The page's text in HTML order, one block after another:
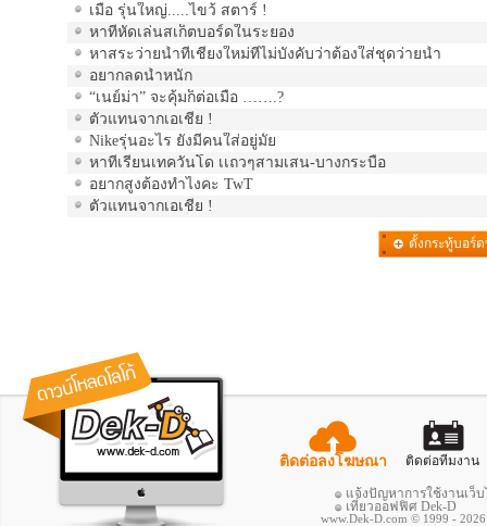
เมื่อ รุ่นใหญ่.....ไขว้ สตาร์ !
หาที่หัดเล่นสเก็ตบอร์ดในระยอง
หาสระว่ายน้ำที่เชียงใหม่ที่ไม่บังคับว่าต้องใส่ชุดว่ายน้ำ
อยากลดน้ำหนัก
“เนย์ม่า” จะคุ้มก็ต่อเมื่อ …….?
ตัวแทนจากเอเชีย !
Nikeรุ่นอะไร ยังมีคนใส่อยู่มั้ย
หาที่เรียนเทควันโด เเถวๆสามเสน-บางกระบือ
อยากสูงต้องทำไงคะ TwT
ตัวแทนจากเอเชีย !
ตั้งกระทู้บอร์
ติดต่อลงโฆษณา ติดต่อทีมงาน
แจ้งปัญหาการใช้งานเว็
เที่ยวออฟฟิศ Dek-D
www.Dek-D.com © 1999 -